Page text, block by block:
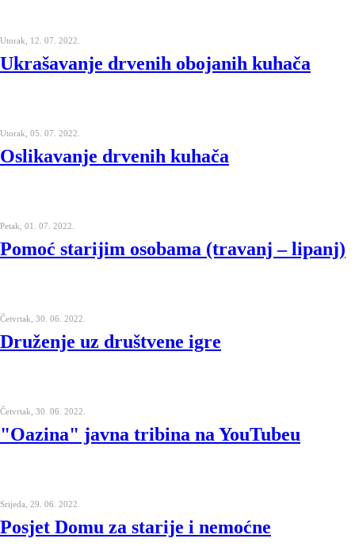
Utorak, 12. 07. 2022.
Ukrašavanje drvenih obojanih kuhača
Utorak, 05. 07. 2022.
Oslikavanje drvenih kuhača
Petak, 01. 07. 2022.
Pomoć starijim osobama (travanj – lipanj)
Četvrtak, 30. 06. 2022.
Druženje uz društvene igre
Četvrtak, 30. 06. 2022.
"Oazina" javna tribina na YouTubeu
Srijeda, 29. 06. 2022.
Posjet Domu za starije i nemoćne